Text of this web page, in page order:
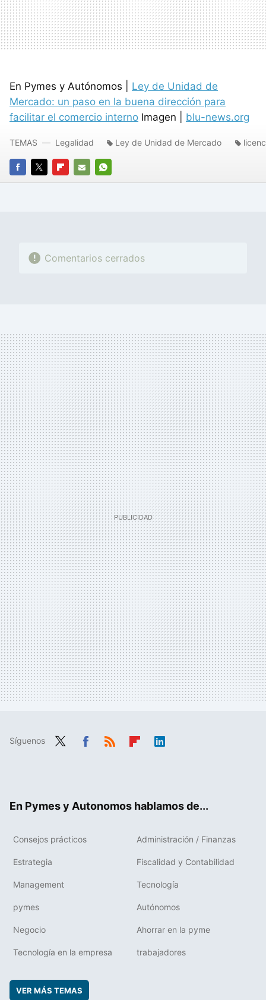
En Pymes y Autónomos | Ley de Unidad de
Mercado: un paso en la buena dirección para
facilitar el comercio interno Imagen | blu-news.org
FACEBOOK
TWITTERFLIPBOARD
E-
WHATSAPP
TEMAS Legalidad Ley de Unidad de Mercado
Comentarios cerrados
Síguenos
En Pymes y Autonomos hablamos de...
Consejos prácticos Administración / Finanzas
Estrategia Fiscalidad y Contabilidad
Management Tecnología
pymes Autónomos
Negocio Ahorrar en la pyme
Tecnología en la empresa trabajadores
VER MÁS TEMAS